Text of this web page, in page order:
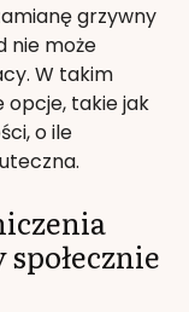
grzywny
nie może
W takim
opcje, takie jak
o ile